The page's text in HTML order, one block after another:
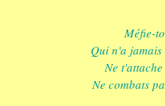
Méfie-
Qui n'a
Ne
Ne combats